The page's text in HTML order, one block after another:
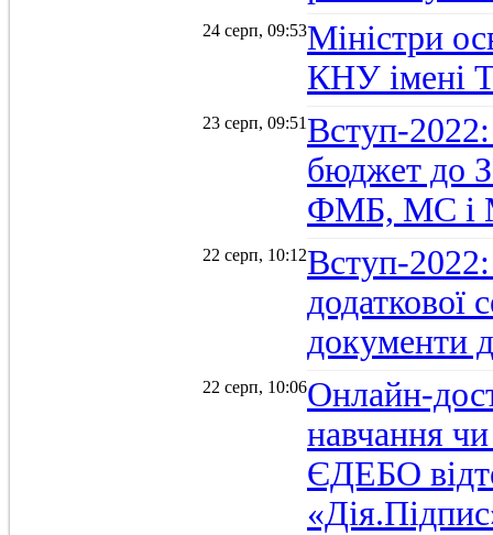
24 серп, 09:53Міністри
КНУ імені
23 серп, 09:51 Вступ-
бюджет до
ФМБ, МС і
22 серп, 10:12Вступ-
додаткової
документи
22 серп, 10:06Онлайн-
навчання
ЄДЕБО